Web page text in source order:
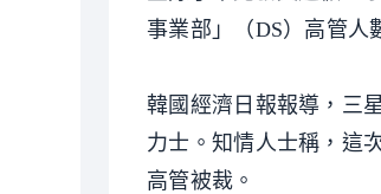
事業部」（DS）高管人
韓國經濟日報報導，三
力士。知情人士稱，這
高管被裁。